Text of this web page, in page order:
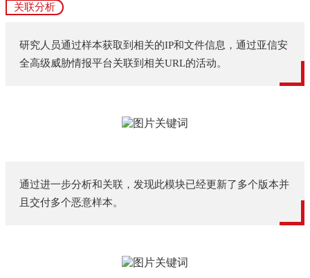
关联分析
研究人员通过样本获取到相关的IP和文件信息，通过亚信安
全高级威胁情报平台关联到相关URL的活动。
通过进一步分析和关联，发现此模块已经更新了多个版本并
且交付多个恶意样本。